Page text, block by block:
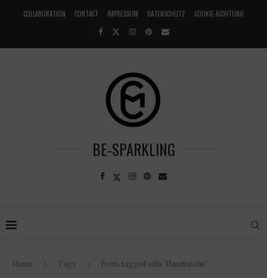
COLLABORATION CONTACT IMPRESSUM DATENSCHUTZ COOKIE-RICHTLINIE
BE-SPARKLING
Home Tags Posts tagged with "Handtasche"